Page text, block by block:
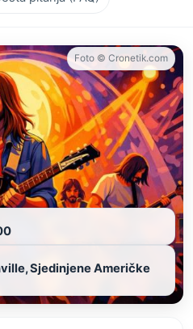
Foto © Cronetik.com
Sjedinjene Američke